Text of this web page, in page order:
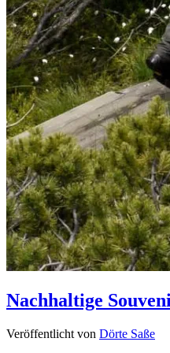
Nachhaltige
Veröffentlicht von Dörte Saße